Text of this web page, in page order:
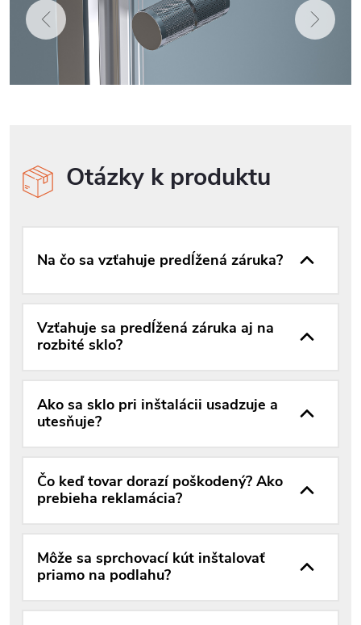
Otázky k produktu
Na čo sa vzťahuje predĺžená záruka?
Vzťahuje sa predĺžená záruka aj na
rozbité sklo?
Ako sa sklo pri inštalácii usadzuje a
utesňuje?
Čo keď tovar dorazí poškodený? Ako
prebieha reklamácia?
Môže sa sprchovací kút inštalovať
priamo na podlahu?